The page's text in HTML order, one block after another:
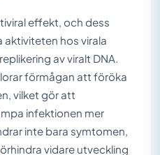
effekt, och dess
aktiviteten hos virala
av viralt DNA.
förmågan att föröka
vilket gör att
infektionen mer
inte bara symtomen,
vidare utveckling